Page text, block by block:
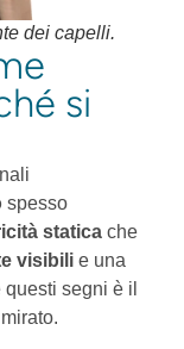
dei capelli.
si
spesso
statica che
visibili e una
segni è il